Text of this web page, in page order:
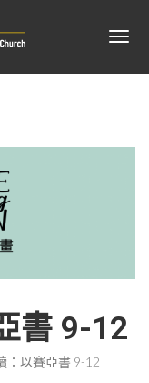
書 9-12
：以賽亞書 9-12